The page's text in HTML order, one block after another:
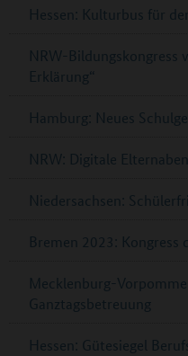
Hessen: Kulturbus für
NRW-Bildungskongress
Erklärung“
Hamburg: Neues
NRW: Digitale
Niedersachsen:
Bremen 2023: Kongress
Mecklenburg-
Ganztagsbetreuung
Hessen: Gütesiegel